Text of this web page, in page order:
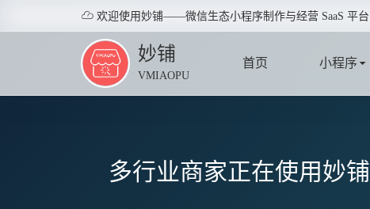
 欢迎使用妙铺——微信生态小程序制作与经营 SaaS 平台
妙铺
VMIAOPU
首页 小程序
多行业商家正在使用妙铺